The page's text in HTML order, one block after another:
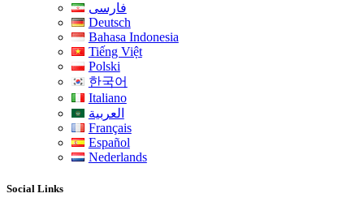
فارسی
Deutsch
Bahasa Indonesia
Tiếng Việt
Polski
한국어
Italiano
العربية
Français
Español
Nederlands
Social Links